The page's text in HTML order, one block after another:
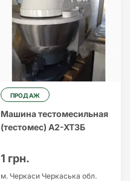
ПРОДАЖ
Машина тестомесильная
(тестомес) А2-ХТ3Б
1 грн.
м. Черкаси Черкаська обл.